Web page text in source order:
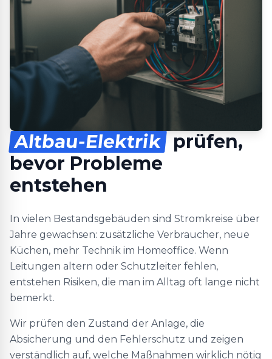
Altbau-Elektrik prüfen,
bevor Probleme
entstehen
In vielen Bestandsgebäuden sind Stromkreise über
Jahre gewachsen: zusätzliche Verbraucher, neue
Küchen, mehr Technik im Homeoffice. Wenn
Leitungen altern oder Schutzleiter fehlen,
entstehen Risiken, die man im Alltag oft lange nicht
bemerkt.
Wir prüfen den Zustand der Anlage, die
Absicherung und den Fehlerschutz und zeigen
verständlich auf, welche Maßnahmen wirklich nötig